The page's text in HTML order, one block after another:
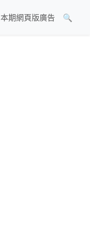
本期網頁版廣告 🔍